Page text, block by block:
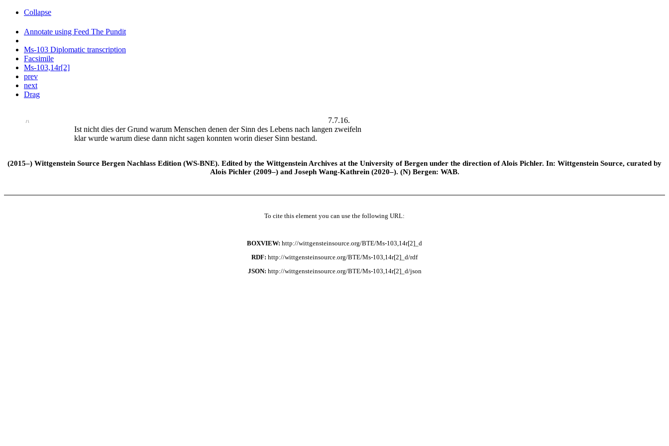
Collapse
Annotate using Feed The Pundit
Ms-103 Diplomatic transcription
Facsimile
Ms-103,14r[2]
prev
next
Drag
/ \
7.7.16.
Ist nicht dies der Grund warum Menschen denen der Sinn des Lebens nach langen zweifeln
klar wurde warum diese dann nicht sagen konnten worin dieser Sinn bestand.
(2015–) Wittgenstein Source Bergen Nachlass Edition (WS-BNE). Edited by the Wittgenstein Archives at the University of Bergen under the direction of Alois Pichler. In: Wittgenstein Source, curated by
Alois Pichler (2009–) and Joseph Wang-Kathrein (2020–). (N) Bergen: WAB.
To cite this element you can use the following URL:
BOXVIEW: http://wittgensteinsource.org/BTE/Ms-103,14r[2]_d
RDF: http://wittgensteinsource.org/BTE/Ms-103,14r[2]_d/rdf
JSON: http://wittgensteinsource.org/BTE/Ms-103,14r[2]_d/json